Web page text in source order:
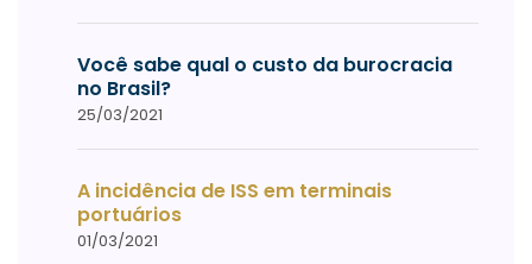
Você sabe qual o custo da burocracia
no Brasil?
25/03/2021
A incidência de ISS em terminais
portuários
01/03/2021